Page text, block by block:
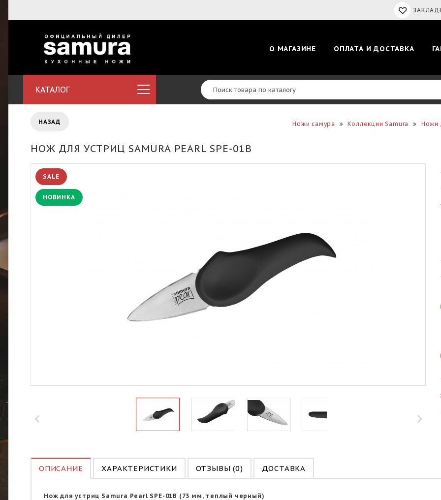
О МАГАЗИНЕ ОПЛАТА И ДОСТАВКА
КАТАЛОГ
НАЗАД Ножи самура Коллекции Samura Ножи
НОЖ ДЛЯ УСТРИЦ SAMURA PEARL SPE-01B
SALE
НОВИНКА
ОПИСАНИЕ ХАРАКТЕРИСТИКИ ОТЗЫВЫ (0) ДОСТАВКА
Нож для устриц Samura Pearl SPE-01B (73 мм, теплый черный)